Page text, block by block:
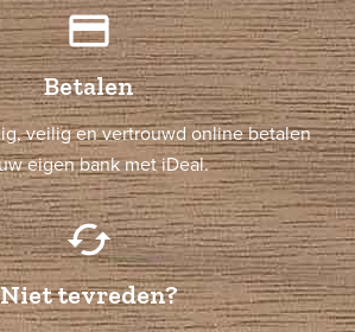
credit_card
Betalen
veilig en vertrouwd online betalen
eigen bank met iDeal.
cached
Niet tevreden?